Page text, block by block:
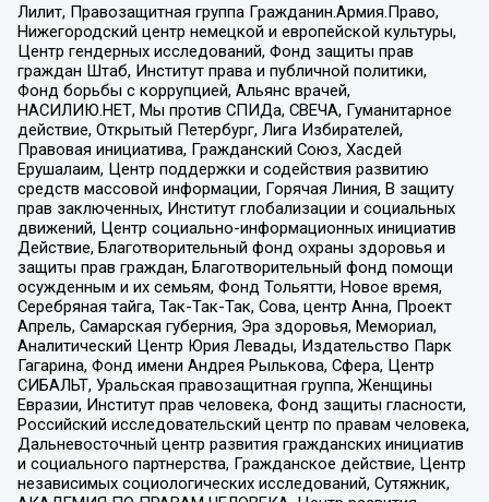
Лилит, Правозащитная группа Гражданин.Армия.Право,
Нижегородский центр немецкой и европейской культуры,
Центр гендерных исследований, Фонд защиты прав
граждан Штаб, Институт права и публичной политики,
Фонд борьбы с коррупцией, Альянс врачей,
НАСИЛИЮ.НЕТ, Мы против СПИДа, СВЕЧА, Гуманитарное
действие, Открытый Петербург, Лига Избирателей,
Правовая инициатива, Гражданский Союз, Хасдей
Ерушалаим, Центр поддержки и содействия развитию
средств массовой информации, Горячая Линия, В защиту
прав заключенных, Институт глобализации и социальных
движений, Центр социально-информационных инициатив
Действие, Благотворительный фонд охраны здоровья и
защиты прав граждан, Благотворительный фонд помощи
осужденным и их семьям, Фонд Тольятти, Новое время,
Серебряная тайга, Так-Так-Так, Сова, центр Анна, Проект
Апрель, Самарская губерния, Эра здоровья, Мемориал,
Аналитический Центр Юрия Левады, Издательство Парк
Гагарина, Фонд имени Андрея Рылькова, Сфера, Центр
СИБАЛЬТ, Уральская правозащитная группа, Женщины
Евразии, Институт прав человека, Фонд защиты гласности,
Российский исследовательский центр по правам человека,
Дальневосточный центр развития гражданских инициатив
и социального партнерства, Гражданское действие, Центр
независимых социологических исследований, Сутяжник,